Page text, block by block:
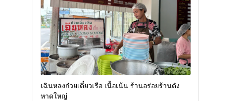
เฉินหลงก๋วยเตี๋ยวเรือ เนื้อเน้น ร้านอร่อยร้านดัง
หาดใหญ่